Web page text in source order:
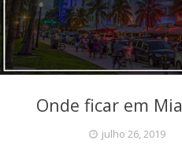
Onde ficar em
julho 26, 2019